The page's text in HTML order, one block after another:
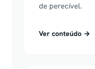
de perecível.
Ver conteúdo →